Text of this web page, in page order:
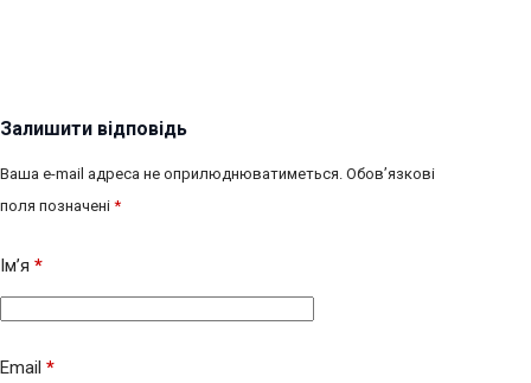
Залишити відповідь
Ваша e-mail адреса не оприлюднюватиметься. Обов’язкові
поля позначені *
Ім’я *
Email *